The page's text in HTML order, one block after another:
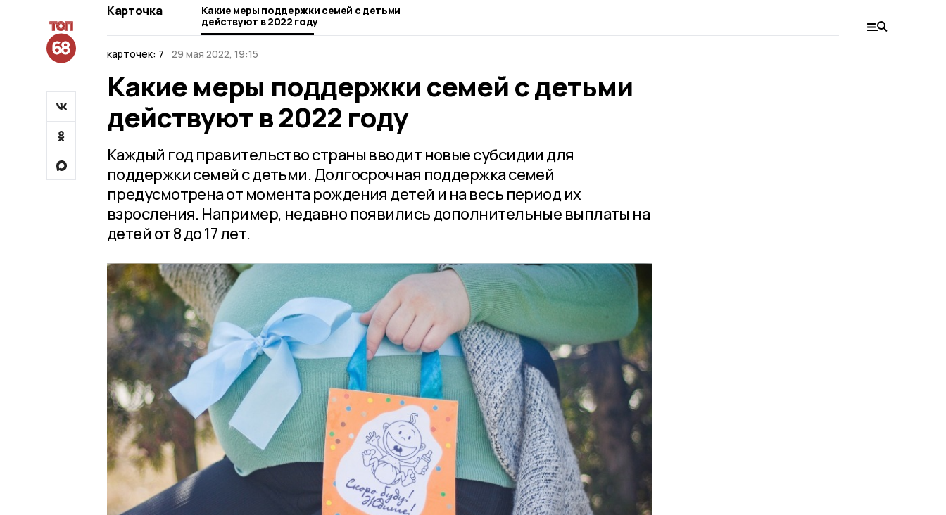
Карточка
Какие меры поддержки семей с детьми
действуют в 2022 году
карточек: 7 29 мая 2022, 19:15
Какие меры поддержки семей с детьми
действуют в 2022 году
Каждый год правительство страны вводит новые субсидии для
поддержки семей с детьми. Долгосрочная поддержка семей
предусмотрена от момента рождения детей и на весь период их
взросления. Например, недавно появились дополнительные выплаты на
детей от 8 до 17 лет.